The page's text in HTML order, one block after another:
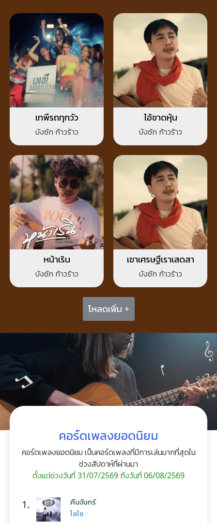
เทพีรถทุกวัว
บังซัก ก้าวร้าว
ไอ้ขาดหุ้น
บังซัก ก้าวร้าว
หน้าเริน
บังซัก ก้าวร้าว
เขาเศรษฐีเราเสดสา
บังซัก ก้าวร้าว
โหลดเพิ่ม +
คอร์ดเพลงยอดนิยม
คอร์ดเพลงยอดนิยม เป็นคอร์ดเพลงที่มีการเล่นมากที่สุดใน
ช่วงสัปดาห์ที่ผ่านมา
ตั้งแต่ช่วงวันที่ 31/07/2569 ถึงวันที่ 06/08/2569
1. คืนจันทร์
โลโซ